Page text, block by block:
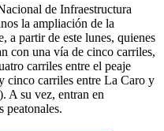
de Infraestructura
la ampliación de la
a partir de este lunes, quienes
con una vía de cinco carriles,
carriles entre el peaje
cinco carriles entre La Caro y
A su vez, entran en
peatonales.